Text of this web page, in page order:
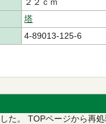
塔
4-89013-125-6
た。 TOPページから再